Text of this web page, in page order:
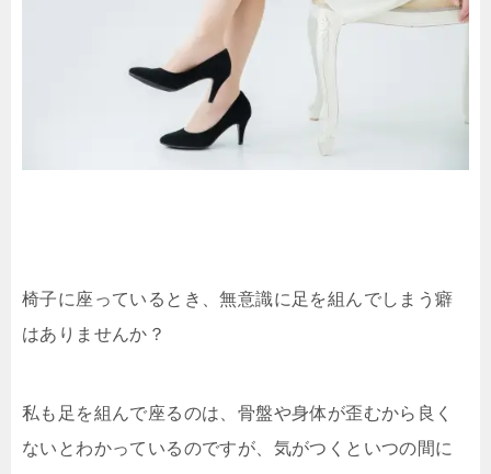
椅子に座っているとき、無意識に足を組んでしまう癖
はありませんか？
私も足を組んで座るのは、骨盤や身体が歪むから良く
ないとわかっているのですが、気がつくといつの間に